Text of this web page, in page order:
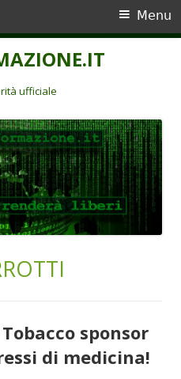
ufficiale
Menu
sponsor
di medicina!